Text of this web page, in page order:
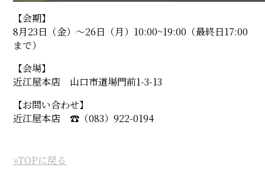
【会期】
8月23日（金）〜26日（月）10:00~19:00（最終日17:00
まで）
【会場】
近江屋本店 山口市道場門前1-3-13
【お問い合わせ】
近江屋本店 ☎︎（083）922-0194
»TOPに戻る